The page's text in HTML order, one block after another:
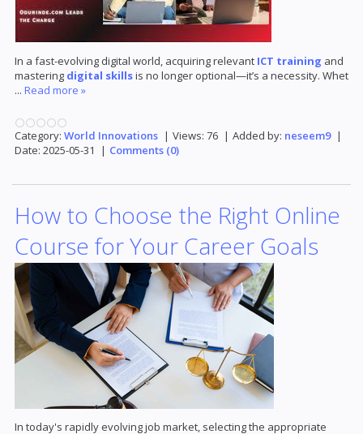
In a fast-evolving digital world, acquiring relevant ICT training and
mastering digital skillsis no longer optional—it’s a necessity. Whet
... Read more »
Category: World Innovations | Views: 76 | Added by: neseem9 |
Date: 2025-05-31 | Comments (0)
How to Choose the Right Online
Course for Your Career Goals
In today's rapidly evolving job market, selecting the appropriate